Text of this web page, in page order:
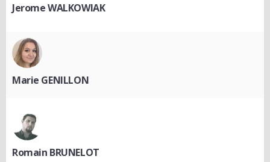
Jerome WALKOWIAK
Marie GENILLON
Romain BRUNELOT